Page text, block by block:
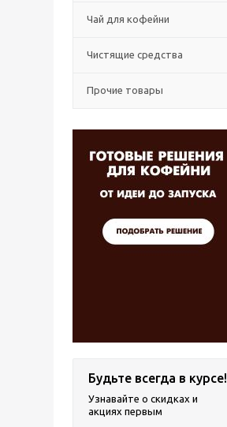
Чай для кофейни
Чистящие средства
Прочие товары
Будьте всегда в курсе!
Узнавайте о скидках и
акциях первым